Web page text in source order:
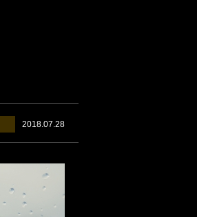
2018.07.28